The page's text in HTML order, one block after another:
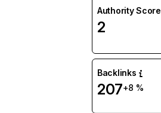
Authority Score
2
Backlinks
207+8 %